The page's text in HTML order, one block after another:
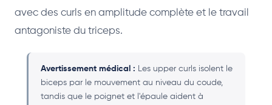
avec des curls en amplitude complète et le travail
antagoniste du triceps.
Avertissement médical : Les upper curls isolent le
biceps par le mouvement au niveau du coude,
tandis que le poignet et l'épaule aident à